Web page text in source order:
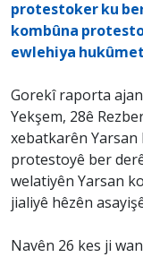
protestoker ku
kombûna
ewlehiya
Gorekî raporta
Yekşem, 28ê
xebatkarên
protestoyê ber
welatiyên Yarsan
jialiyê hêzên
Navên 26 kes ji